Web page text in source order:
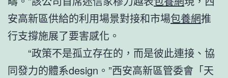
安高新區供給的利用場景對接和市場包養網推
行支撐施展了要害感化。
“政策不是孤立存在的，而是彼此連接、協
同發力的體系design。”西安高新區管委會「天